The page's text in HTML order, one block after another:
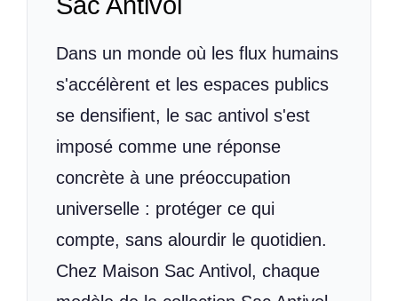
Dans un monde où les flux humains
s'accélèrent et les espaces publics
se densifient, le sac antivol s'est
imposé comme une réponse
concrète à une préoccupation
universelle : protéger ce qui
compte, sans alourdir le quotidien.
Chez Maison Sac Antivol, chaque